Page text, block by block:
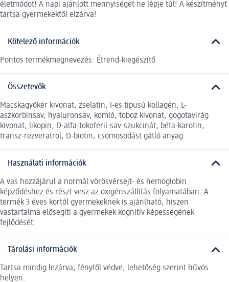
életmódot! A napi ajánlott mennyiséget ne lépje túl! A készítményt
tartsa gyermekektől elzárva!
Kötelező információk
Pontos termékmegnevezés: Étrend-kiegészítő
Összetevők
Macskagyökér kivonat, zselatin, I-es tipusú kollagén, L-
aszkorbinsav, hyaluronsav, komló, toboz kivonat, gogotavirág
kivonat, likopin, D-alfa-tokoferil-sav-szukcinát, béta-karotin,
transz-rezveratrol, D-biotin, csomosodást gátló anyag
Használati információk
A vas hozzájárul a normál vörösvérsejt- és hemoglobin
képződéshez és részt vesz az oxigénszállítás folyamatában. A
termék 3 éves kortól gyermekeknek is ajánlható, hiszen
vastartalma elősegíti a gyermekek kognitív képességének
fejlődését.
Tárolási információk
Tartsa mindig lezárva, fénytől védve, lehetőség szerint hűvös
helyen.